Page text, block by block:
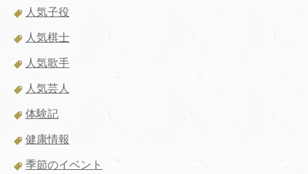
人気子役
人気棋士
人気歌手
人気芸人
体験記
健康情報
季節のイベント